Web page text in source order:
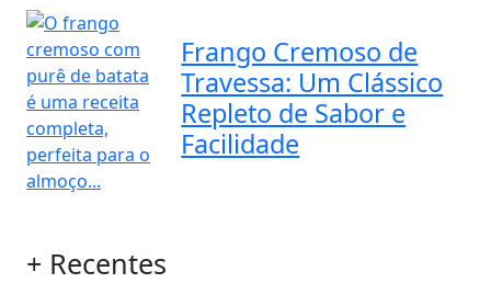
Frango Cremoso de
Travessa: Um Clássico
Repleto de Sabor e
Facilidade
+ Recentes